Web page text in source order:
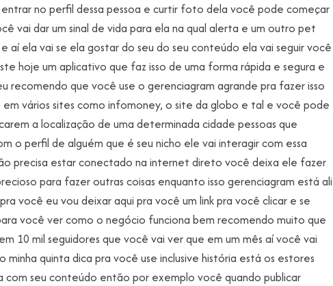
no perfil dessa pessoa e curtir foto dela você pode começar
vai dar um sinal de vida para ela na qual alerta e um outro pet
aí ela vai se ela gostar do seu do seu conteúdo ela vai seguir você
hoje um aplicativo que faz isso de uma forma rápida e segura e
recomendo que você use o gerenciagram agrande pra fazer isso
vários sites como infomoney, o site da globo e tal e você pode
a localização de uma determinada cidade pessoas que
o perfil de alguém que é seu nicho ele vai interagir com essa
precisa estar conectado na internet direto você deixa ele fazer
para fazer outras coisas enquanto isso gerenciagram está ali
você eu vou deixar aqui pra você um link pra você clicar e se
você ver como o negócio funciona bem recomendo muito que
10 mil seguidores que você vai ver que em um mês aí você vai
minha quinta dica pra você use inclusive história está os estores
com seu conteúdo então por exemplo você quando publicar